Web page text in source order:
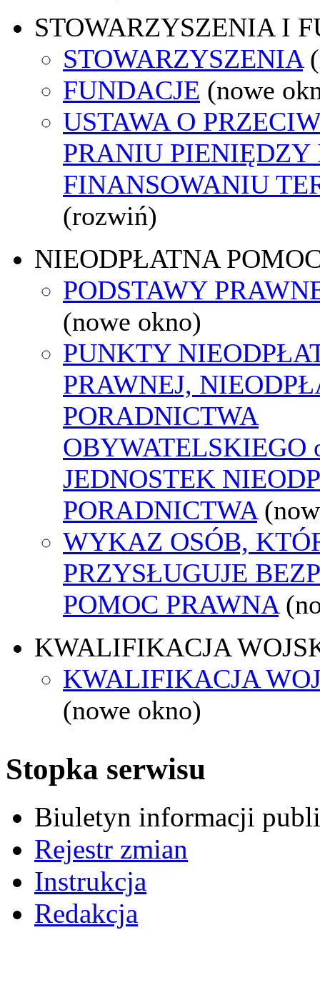
STOWARZYSZENIA I
STOWARZYSZENIA
FUNDACJE (nowe
USTAWA O
PRANIU PIENIĘDZY
FINANSOWANIU
(rozwiń)
NIEODPŁATNA
PODSTAWY
(nowe okno)
PUNKTY
PRAWNEJ,
PORADNICTWA
OBYWATELSKIEGO
JEDNOSTEK
PORADNICTWA
WYKAZ OSÓB,
PRZYSŁUGUJE
POMOC PRAWNA
KWALIFIKACJA
KWALIFIKACJA
(nowe okno)
Stopka serwisu
Biuletyn informacji
Rejestr zmian
Instrukcja
Redakcja